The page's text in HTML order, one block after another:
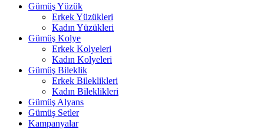
Gümüş Yüzük
Erkek Yüzükleri
Kadın Yüzükleri
Gümüş Kolye
Erkek Kolyeleri
Kadın Kolyeleri
Gümüş Bileklik
Erkek Bileklikleri
Kadın Bileklikleri
Gümüş Alyans
Gümüş Setler
Kampanyalar